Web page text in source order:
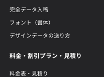
完全データ入稿
フォント（書体）
デザインデータの送り方
料金・割引プラン・見積り
料金表・見積り